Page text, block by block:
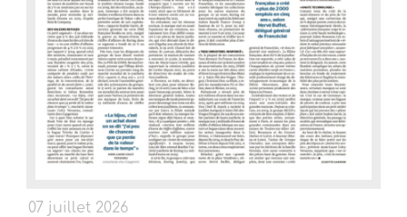
07 juillet 2026